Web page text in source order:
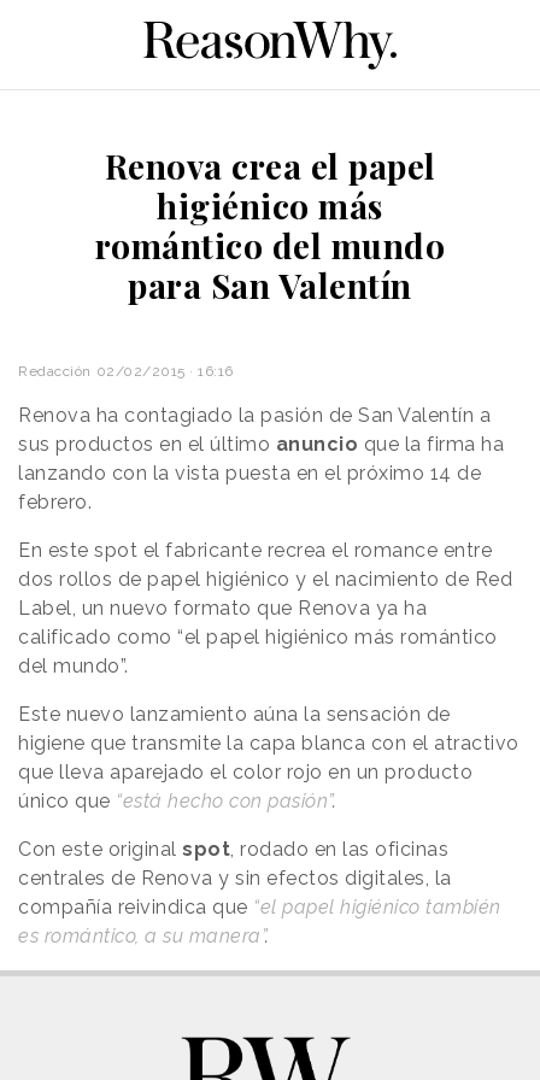
Renova crea el papel
higiénico más
romántico del mundo
para San Valentín
Redacción 02/02/2015 · 16:16
Renova ha contagiado la pasión de San Valentín a
sus productos en el último anuncio que la firma ha
lanzando con la vista puesta en el próximo 14 de
febrero.
En este spot el fabricante recrea el romance entre
dos rollos de papel higiénico y el nacimiento de Red
Label, un nuevo formato que Renova ya ha
calificado como “el papel higiénico más romántico
del mundo”.
Este nuevo lanzamiento aúna la sensación de
higiene que transmite la capa blanca con el atractivo
que lleva aparejado el color rojo en un producto
único que “está hecho con pasión”.
Con este original spot , rodado en las oficinas
centrales de Renova y sin efectos digitales, la
compañía reivindica que “el papel higiénico también
es romántico, a su manera”.